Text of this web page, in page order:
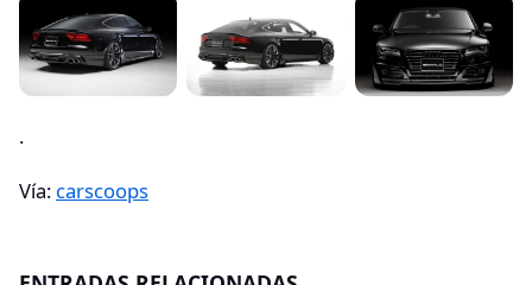
.
Vía: carscoops